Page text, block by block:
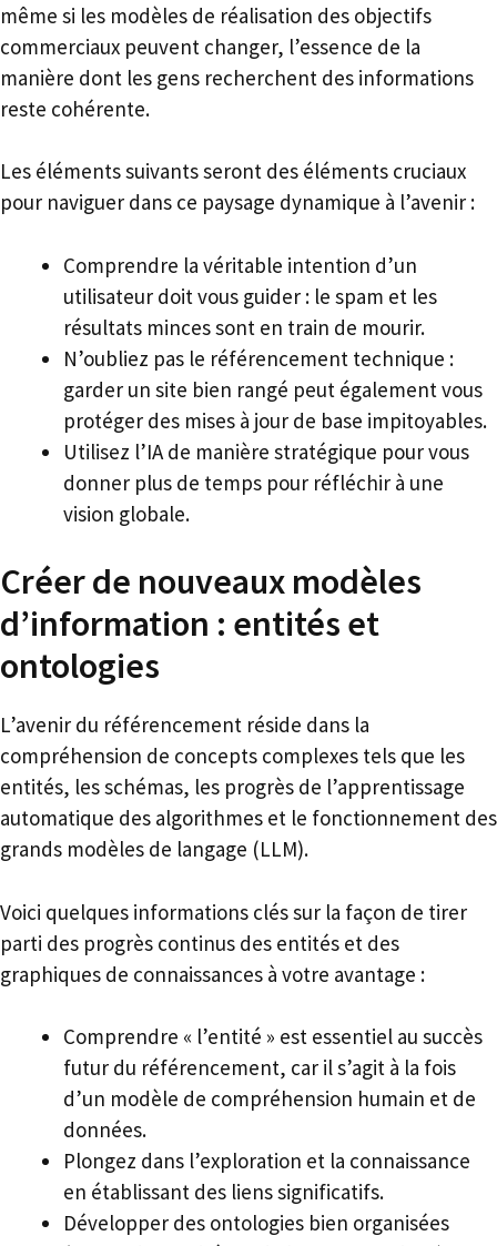
même si les modèles de réalisation des objectifs
commerciaux peuvent changer, l’essence de la
manière dont les gens recherchent des informations
reste cohérente.
Les éléments suivants seront des éléments cruciaux
pour naviguer dans ce paysage dynamique à l’avenir :
Comprendre la véritable intention d’un
utilisateur doit vous guider : le spam et les
résultats minces sont en train de mourir.
N’oubliez pas le référencement technique :
garder un site bien rangé peut également vous
protéger des mises à jour de base impitoyables.
Utilisez l’IA de manière stratégique pour vous
donner plus de temps pour réfléchir à une
vision globale.
Créer de nouveaux modèles
d’information : entités et
ontologies
L’avenir du référencement réside dans la
compréhension de concepts complexes tels que les
entités, les schémas, les progrès de l’apprentissage
automatique des algorithmes et le fonctionnement des
grands modèles de langage (LLM).
Voici quelques informations clés sur la façon de tirer
parti des progrès continus des entités et des
graphiques de connaissances à votre avantage :
Comprendre « l’entité » est essentiel au succès
futur du référencement, car il s’agit à la fois
d’un modèle de compréhension humain et de
données.
Plongez dans l’exploration et la connaissance
en établissant des liens significatifs.
Développer des ontologies bien organisées